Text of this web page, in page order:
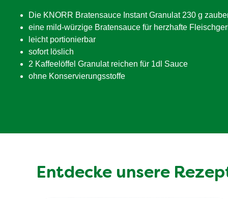
Ballaststoffe
Eiweiß
Salz
Die KNORR Bratensauce Instant Granulat 230 g
eine mild-würzige Bratensauce für herzhafte
leicht portionierbar
sofort löslich
2 Kaffeelöffel Granulat reichen für 1dl Sauce
ohne Konservierungsstoffe
Entdecke unsere